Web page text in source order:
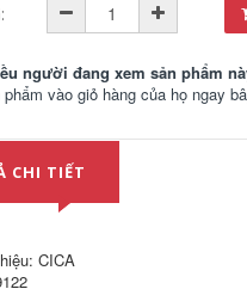
người đang xem sản phẩm
phẩm vào giỏ hàng của họ ngay
CHI TIẾT
CICA